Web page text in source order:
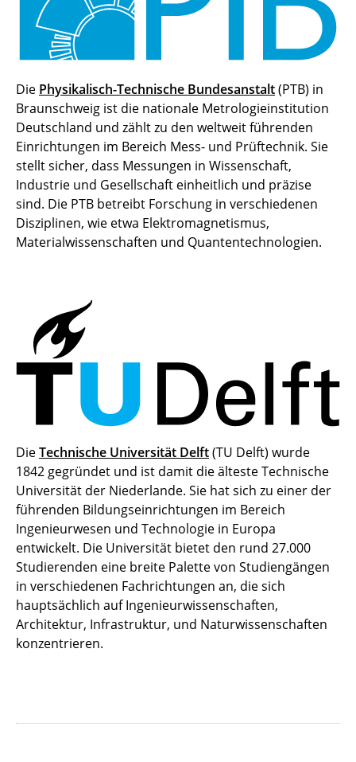
Die Physikalisch-Technische Bundesanstalt(PTB) in
Braunschweig ist die nationale Metrologieinstitution
Deutschland und zählt zu den weltweit führenden
Einrichtungen im Bereich Mess- und Prüftechnik. Sie
stellt sicher, dass Messungen in Wissenschaft,
Industrie und Gesellschaft einheitlich und präzise
sind. Die PTB betreibt Forschung in verschiedenen
Disziplinen, wie etwa Elektromagnetismus,
Materialwissenschaften und Quantentechnologien.
DieTechnische Universität Delft(TU Delft) wurde
1842 gegründet und ist damit die älteste Technische
Universität der Niederlande. Sie hat sich zu einer der
führenden Bildungseinrichtungen im Bereich
Ingenieurwesen und Technologie in Europa
entwickelt. Die Universität bietet den rund 27.000
Studierenden eine breite Palette von Studiengängen
in verschiedenen Fachrichtungen an, die sich
hauptsächlich auf Ingenieurwissenschaften,
Architektur, Infrastruktur, und Naturwissenschaften
konzentrieren.